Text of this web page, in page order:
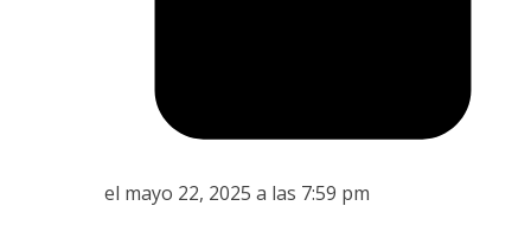
el mayo 22, 2025 a las 7:59 pm